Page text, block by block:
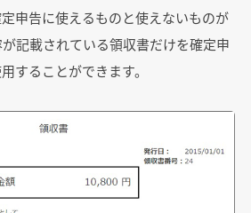
申告に使えるものと使えないものが
記載されている領収書だけを確定申
することができます。